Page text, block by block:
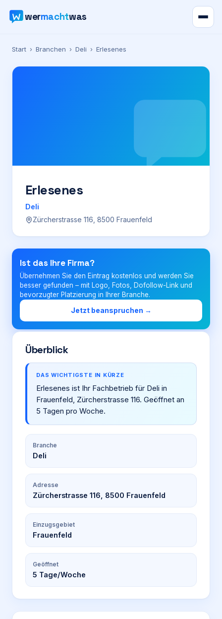
wermachtwas
Verzeichnis
Karte
Preise
Für Firmen
Login
Firma eintragen
Start › Branchen › Deli › Erlesenes
Erlesenes
Deli
Zürcherstrasse 116, 8500 Frauenfeld
Ist das Ihre Firma?
Übernehmen Sie den Eintrag kostenlos und werden Sie
besser gefunden – mit Logo, Fotos, Dofollow-Link und
bevorzugter Platzierung in Ihrer Branche.
Jetzt beanspruchen →
Überblick
DAS WICHTIGSTE IN KÜRZE
Erlesenes ist Ihr Fachbetrieb für Deli in
Frauenfeld, Zürcherstrasse 116. Geöffnet an
5 Tagen pro Woche.
Branche
Deli
Adresse
Zürcherstrasse 116, 8500 Frauenfeld
Einzugsgebiet
Frauenfeld
Geöffnet
5 Tage/Woche